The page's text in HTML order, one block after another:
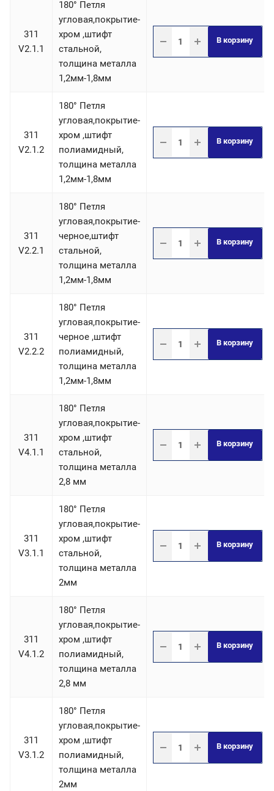
311
V2.1.1
180° Петля
угловая,покрытие-
хром ,штифт
стальной,
толщина металла
1,2мм-1,8мм
В корзину
311
V2.1.2
180° Петля
угловая,покрытие-
хром ,штифт
полиамидный,
толщина металла
1,2мм-1,8мм
В корзину
311
V2.2.1
180° Петля
угловая,покрытие-
черное,штифт
стальной,
толщина металла
1,2мм-1,8мм
В корзину
311
V2.2.2
180° Петля
угловая,покрытие-
черное ,штифт
полиамидный,
толщина металла
1,2мм-1,8мм
В корзину
311
V4.1.1
180° Петля
угловая,покрытие-
хром ,штифт
стальной,
толщина металла
2,8 мм
В корзину
311
V3.1.1
180° Петля
угловая,покрытие-
хром ,штифт
стальной,
толщина металла
2мм
В корзину
311
V4.1.2
180° Петля
угловая,покрытие-
хром ,штифт
полиамидный,
толщина металла
2,8 мм
В корзину
311
V3.1.2
180° Петля
угловая,покрытие-
хром ,штифт
полиамидный,
толщина металла
2мм
В корзину